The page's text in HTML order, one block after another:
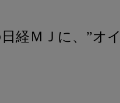
経ＭＪに、”